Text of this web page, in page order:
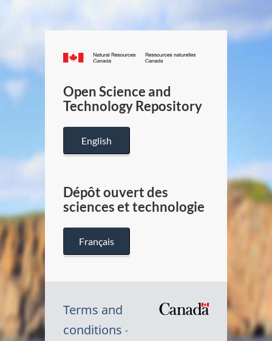
Canada.ca
/
Canada
Open Science and
Technology Repository
English
Dépôt ouvert des
sciences et technologie
Français
Terms and
conditions
Symbole